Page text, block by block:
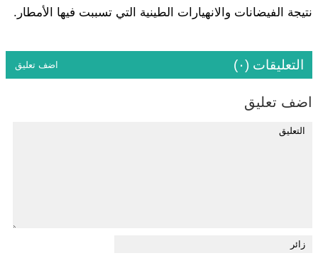
نتيجة الفيضانات والانهيارات الطينية التي تسببت فيها الأمطار.
التعليقات (٠) اضف تعليق
اضف تعليق